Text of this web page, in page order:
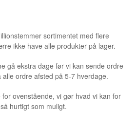
sortimentet med flere
ikke have alle produkter på lager.
gå ekstra dage før vi kan sende ordre
ordre afsted på 5-7 hverdage.
ovenstående, vi gør hvad vi kan for
hurtigt som muligt.